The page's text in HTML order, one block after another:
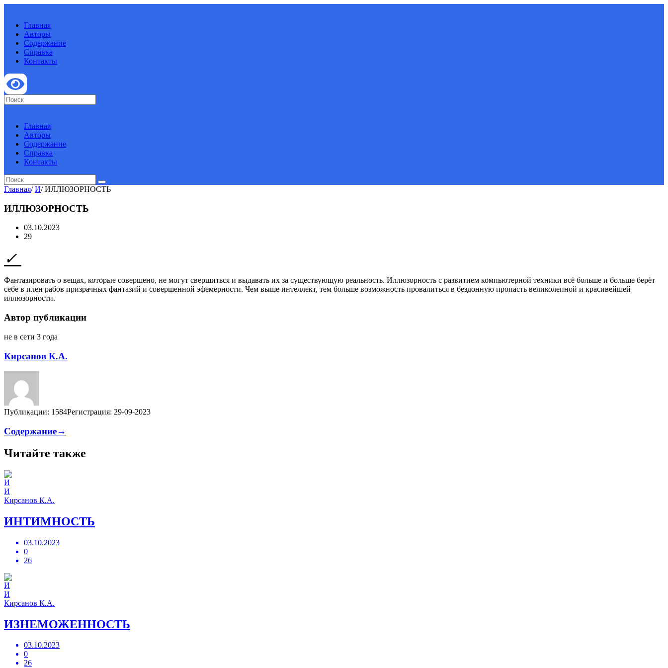
Главная
Авторы
Содержание
Справка
Контакты
Главная
Авторы
Содержание
Справка
Контакты
Главная/ И/ ИЛЛЮЗОРНОСТЬ
ИЛЛЮЗОРНОСТЬ
03.10.2023
29
Фантазировать о вещах, которые совершено, не могут свершиться и выдавать их за существующую реальность. Иллюзорность с развитием компьютерной техники всё больше и больше берёт
себе в плен рабов призрачных фантазий и совершенной эфемерности. Чем выше интеллект, тем больше возможность провалиться в бездонную пропасть великолепной и красивейшей
иллюзорности.
Автор публикации
не в сети 3 года
Кирсанов К.А.
Публикации: 1584Регистрация: 29-09-2023
Содержание→
Читайте также
И
Кирсанов К.А.
ИНТИМНОСТЬ
03.10.2023
0
26
И
Кирсанов К.А.
ИЗНЕМОЖЕННОСТЬ
03.10.2023
0
26